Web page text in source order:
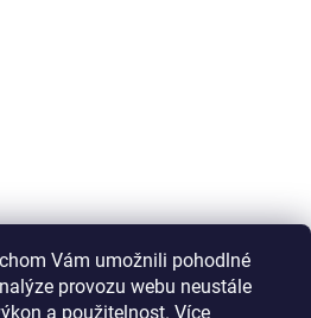
Vám umožnili pohodlné
provozu webu neustále
a použitelnost. Více